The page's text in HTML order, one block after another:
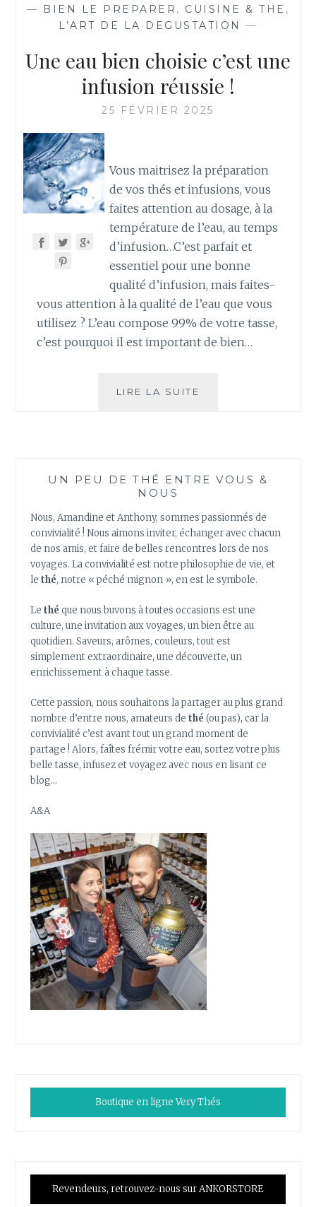
— BIEN LE PREPARER , CUISINE & THE ,
L’ART DE LA DEGUSTATION
—
Une eau bien choisie c’est une
infusion réussie !
25 FÉVRIER 2025
Vous maitrisez la préparation
de vos thés et infusions, vous
faites attention au dosage, à la
température de l’eau, au temps
d’infusion…C’est parfait et
essentiel pour une bonne
qualité d’infusion, mais faites-
vous attention à la qualité de l’eau que vous
utilisez ? L’eau compose 99% de votre tasse,
c’est pourquoi il est important de bien…
LIRE LA SUITE
INFUSION
!
UN PEU DE THÉ ENTRE VOUS &
NOUS
Nous, Amandine et Anthony, sommes passionnés de
convivialité ! Nous aimons inviter, échanger avec chacun
de nos amis, et faire de belles rencontres lors de nos
voyages. La convivialité est notre philosophie de vie, et
lethé, notre « péché mignon », en est le symbole.
Lethé que nous buvons à toutes occasions est une
culture, une invitation aux voyages, un bien être au
quotidien. Saveurs, arômes, couleurs, tout est
simplement extraordinaire, une découverte, un
enrichissement à chaque tasse.
Cette passion, nous souhaitons la partager au plus grand
nombre d’entre nous, amateurs de thé (ou pas), car la
convivialité c’est avant tout un grand moment de
partage ! Alors, faîtes frémir votre eau, sortez votre plus
belle tasse, infusez et voyagez avec nous en lisant ce
blog…
A&A
Boutique en ligne Very Thés
Revendeurs, retrouvez-nous sur ANKORSTORE